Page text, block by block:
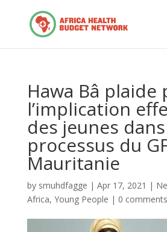
Hawa Bâ plaide
l’implication
des jeunes
processus du
Mauritanie
by smuhdfagge | Apr 17, 2021 |
Africa, Young People | 0 comments